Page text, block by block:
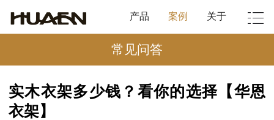
产品 案例 关于
常见问答
实木衣架多少钱？看你的选择【华恩
衣架】